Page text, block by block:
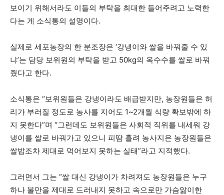
보이기 위해서라도 이들의 부탁을 최대한 들어주려고 노력한
다는 게 소식통의 설명이다.
실제로 세포농장의 한 분조장은 ‘강냉이와 쌀을 바꿔줄 수 있
냐’는 담당 보위원의 부탁을 받고 50kg의 옥수수를 쌀로 바꿔
줬다고 한다.
소식통은 “보위원들은 강냉이라도 배급받지만, 농장원들은 허
리가 부러질 정도로 농사를 지어도 1~2개월 식량 확보밖에 하
지 못한다”며 “그런데도 보위원들은 사회적 직위를 내세워 강
냉이를 쌀로 바꿔가고 있으니 피땀 흘려 농사지은 농장원들은
쌀밥조차 제대로 먹어보지 못하는 실태”라고 지적했다.
그러면서 그는 “쌀 대신 강냉이가 차려져도 농장원들은 누구
하나 불만을 제대로 드러내지 못하고 속으로만 가슴앓이한